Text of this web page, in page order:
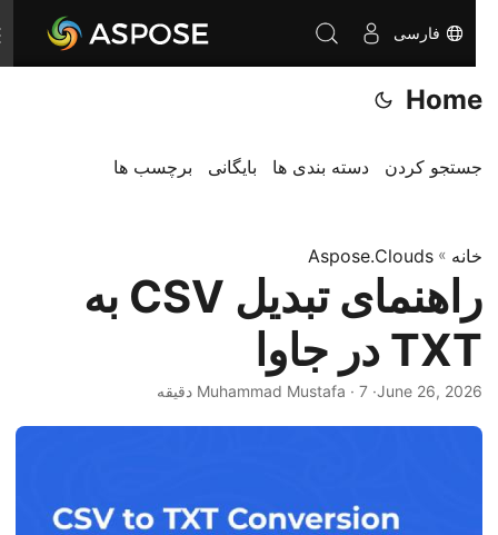
فارسی
Home
جستجو کردن دسته بندی ها بایگانی برچسب ها
خانه»
Aspose.Clouds
راهنمای تبدیل CSV به
TXT در جاوا
June 26, 2026· Muhammad Mustafa · 7 دقیقه